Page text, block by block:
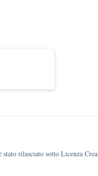
stato rilasciato sotto Licenza